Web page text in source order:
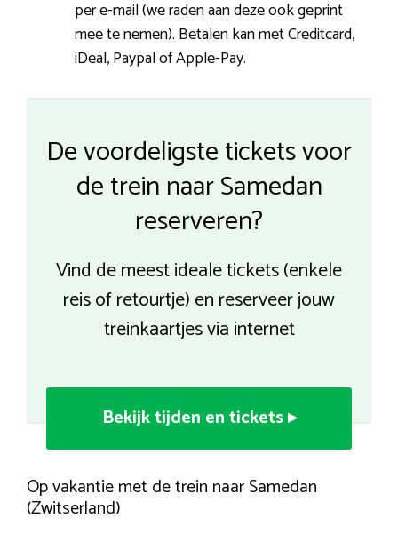
per e-mail (we raden aan deze ook geprint
mee te nemen). Betalen kan met Creditcard,
iDeal, Paypal of Apple-Pay.
De voordeligste tickets voor
de trein naar Samedan
reserveren?
Vind de meest ideale tickets (enkele
reis of retourtje) en reserveer jouw
treinkaartjes via internet
Bekijk tijden en tickets ▸
Op vakantie met de trein naar Samedan
(Zwitserland)